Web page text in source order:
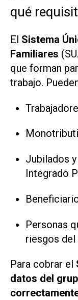
qué
El Sistema
Familiares
que forman
trabajo.
Jubilados
Integrado
Personas
riesgos del
Para cobrar el
datos del